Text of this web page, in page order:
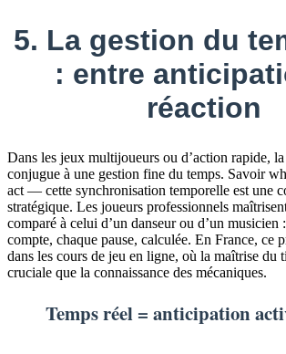
5. La gestion du
: entre
réaction
Dans les jeux multijoueurs ou d’action rapide, la
conjugue à une gestion fine du temps. Savoir
act — cette synchronisation temporelle est une
stratégique. Les joueurs professionnels
comparé à celui d’un danseur ou d’un musicien
compte, chaque pause, calculée. En France, ce
dans les cours de jeu en ligne, où la maîtrise du
cruciale que la connaissance des mécaniques.
Temps réel = anticipation